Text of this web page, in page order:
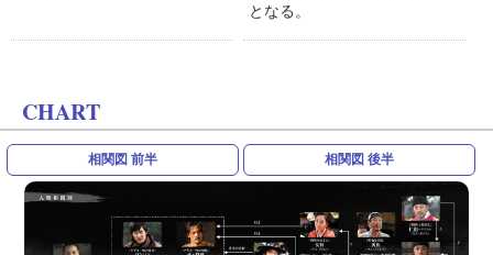
となる。
CHART
相関図 前半 相関図 後半